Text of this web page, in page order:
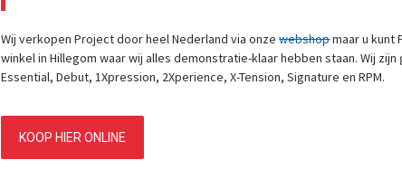
Wij verkopen Project door heel Nederland via onzewebshopmaar u kunt
winkel in Hillegom waar wij alles demonstratie-klaar hebben staan. Wij
Essential, Debut, 1Xpression, 2Xperience, X-Tension, Signature en RPM.
KOOP HIER ONLINE